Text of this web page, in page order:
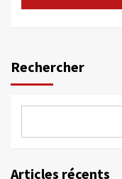
Rechercher
Articles récents